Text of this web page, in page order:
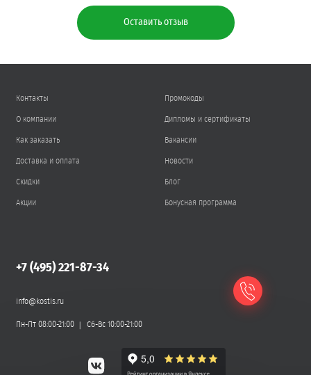
Оставить отзыв
Контакты
О компании
Как заказать
Доставка и оплата
Скидки
Акции
Промокоды
Дипломы и сертификаты
Вакансии
Новости
Блог
Бонусная программа
+7 (495) 221-87-34
info@kostis.ru
Пн-Пт 08:00-21:00 Сб-Вс 10:00-21:00